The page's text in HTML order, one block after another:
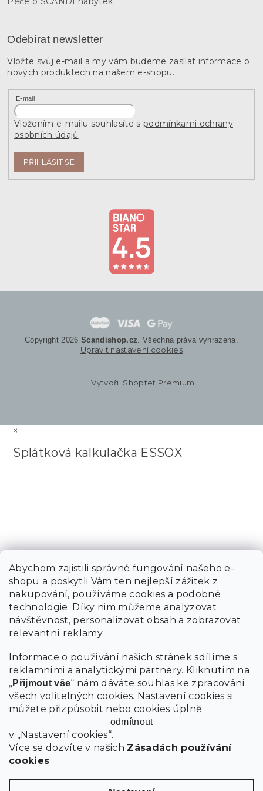
Abychom zajistili správné fungování našeho e-
shopu a poskytli Vám ten nejlepší zážitek z
nakupování, používáme cookies a podobné
technologie. Díky nim můžeme analyzovat
návštěvnost, personalizovat obsah a zobrazovat
relevantní reklamy.
Informace o používání našich stránek sdílíme s
reklamními a analytickými partnery. Kliknutím na
„Přijmout vše“ nám dáváte souhlas ke zpracování
všech volitelných cookies. Nastavení cookies si
můžete přizpůsobit nebo cookies úplně
odmítnout
v „Nastavení cookies“.
Více se dozvíte v našich Zásadách používání
cookies
Odebírat newsletter
Vložte svůj e-mail a my vám budeme zasílat informace o
nových produktech na našem e-shopu.
E-mail
Vložením e-mailu souhlasíte s podmínkami ochrany
osobních údajů
PŘIHLÁSIT SE
Vytvořil Shoptet Premium
Copyright 2026 Scandishop.cz. Všechna práva vyhrazena.
Upravit nastavení cookies
×
Splátková kalkulačka ESSOX